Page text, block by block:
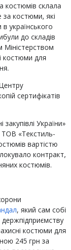
костюмів склала
костюми, які
українського
до складів
костюми для
сертифікатів
України»
ТОВ «Текстиль-
вартістю
контракт,
костюмів.
, який сам собі
держпідприємству
костюми для
245 грн за